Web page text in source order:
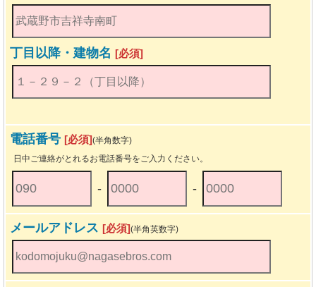
丁目以降・建物名 [必須]
電話番号 [必須](半角数字)
日中ご連絡がとれるお電話番号をご入力ください。
- -
メールアドレス [必須](半角英数字)